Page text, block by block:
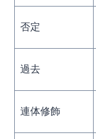
否定
過去
連体修飾